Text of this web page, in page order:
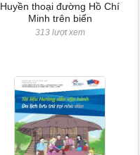
Huyền thoại đường Hồ Chí
Minh trên biển
313 lượt xem